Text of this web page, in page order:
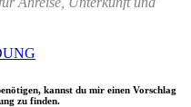
kannst du mir einen Vorschlag
zu finden.